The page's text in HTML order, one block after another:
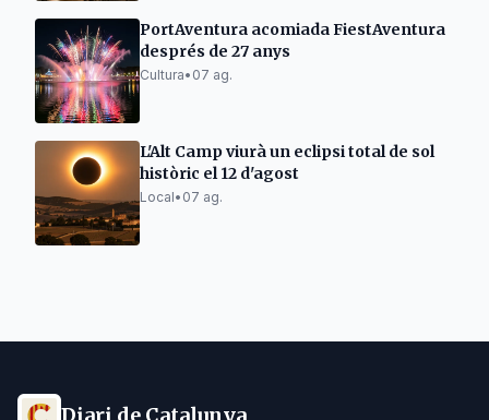
PortAventura acomiada FiestAventura
després de 27 anys
Cultura• 07 ag.
L'Alt Camp viurà un eclipsi total de sol
històric el 12 d'agost
Local• 07 ag.